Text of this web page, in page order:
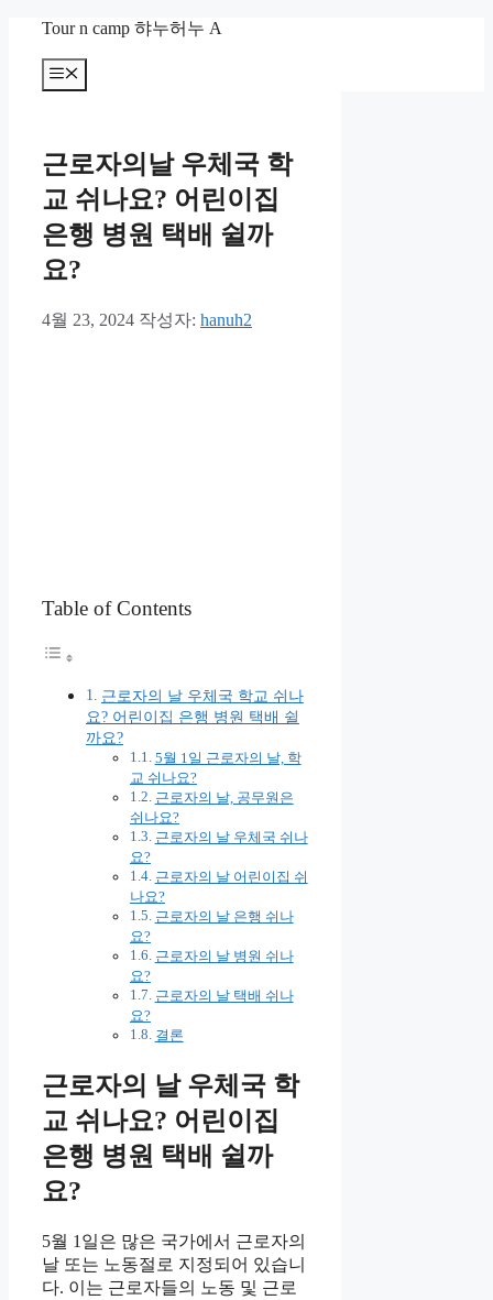
Tour n camp 햐누허누 A
메
뉴
근로자의날 우체국 학
교 쉬나요? 어린이집
은행 병원 택배 쉴까
요?
4월 23, 2024 작성자: hanuh2
Table of Contents
근로자의 날 우체국 학교 쉬나
요? 어린이집 은행 병원 택배 쉴
까요?
5월 1일 근로자의 날, 학
교 쉬나요?
근로자의 날, 공무원은
쉬나요?
근로자의 날 우체국 쉬나
요?
근로자의 날 어린이집 쉬
나요?
근로자의 날 은행 쉬나
요?
근로자의 날 병원 쉬나
요?
근로자의 날 택배 쉬나
요?
결론
근로자의 날 우체국 학
교 쉬나요? 어린이집
은행 병원 택배 쉴까
요?
5월 1일은 많은 국가에서 근로자의
날 또는 노동절로 지정되어 있습니
다. 이는 근로자들의 노동 및 근로